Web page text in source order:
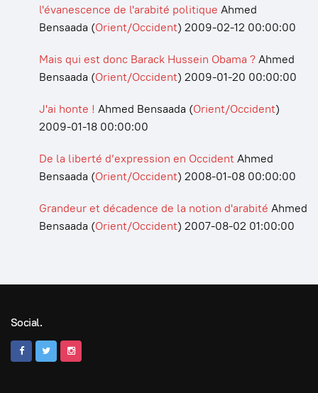
l'évanescence de l'arabité politique Ahmed
Bensaada (Orient/Occident) 2009-02-12 00:00:00
Mais qui est donc Barack Hussein Obama ?Ahmed
Bensaada (Orient/Occident) 2009-01-20 00:00:00
J'ai honte ! Ahmed Bensaada (Orient/Occident)
2009-01-18 00:00:00
De la liberté d’expression en OccidentAhmed
Bensaada (Orient/Occident) 2008-01-08 00:00:00
Grandeur et décadence de la notion d'arabité Ahmed
Bensaada (Orient/Occident) 2007-08-02 01:00:00
Social.